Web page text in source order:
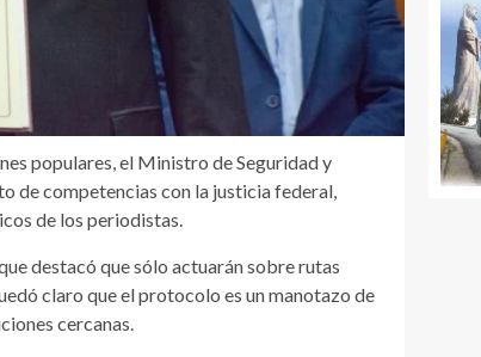
populares, el Ministro de Seguridad y
de competencias con la justicia federal,
de los periodistas.
destacó que sólo actuarán sobre rutas
claro que el protocolo es un manotazo de
cercanas.